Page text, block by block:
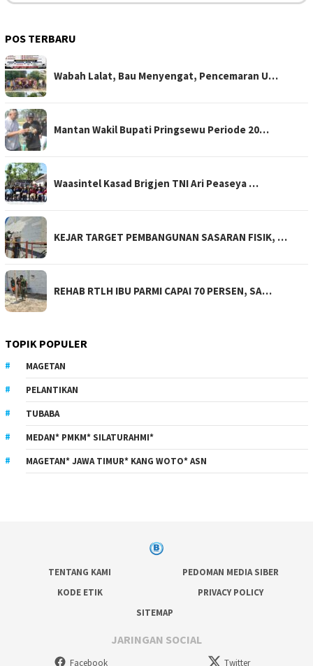
POS TERBARU
Wabah Lalat, Bau Menyengat, Pencemaran U…
Mantan Wakil Bupati Pringsewu Periode 20…
Waasintel Kasad Brigjen TNI Ari Peaseya …
KEJAR TARGET PEMBANGUNAN SASARAN FISIK, …
REHAB RTLH IBU PARMI CAPAI 70 PERSEN, SA…
TOPIK POPULER
MAGETAN
PELANTIKAN
TUBABA
MEDAN* PMKM* SILATURAHMI*
MAGETAN* JAWA TIMUR* KANG WOTO* ASN
TENTANG KAMI
PEDOMAN MEDIA SIBER
KODE ETIK
PRIVACY POLICY
SITEMAP
JARINGAN SOCIAL
Facebook Twitter